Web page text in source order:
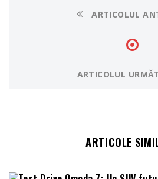
ARTICOLUL
ARTICOLUL
ARTICOLE